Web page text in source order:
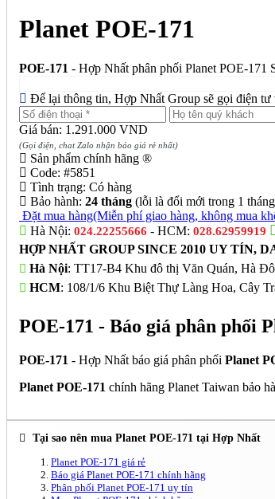
Planet POE-171
POE-171 - Hợp Nhất phân phối Planet POE-171
Để lại thông tin, Hợp Nhất Group sẽ gọi điện tư
Giá bán: 1.291.000 VND
(Gọi điện, chat Zalo nhận báo giá rẻ nhất)
Sản phẩm chính hãng ®
Code: #5851
Tình trạng: Có hàng
Bảo hành: 24 tháng (lỗi là đổi mới trong 1
Đặt mua hàng(Miễn phí giao hàng, không mua
Hà Nội: 024.22255666 - HCM: 028.62959919
HỢP NHẤT GROUP SINCE 2010 UY TÍN,
Hà Nội: TT17-B4 Khu đô thị Văn Quán, Hà
HCM: 108/1/6 Khu Biệt Thự Làng Hoa, Cây
POE-171 - Báo giá phân phối
POE-171 - Hợp Nhất báo giá phân phối Planet
Planet POE-171 chính hãng Planet Taiwan bảo
Tại sao nên mua Planet POE-171 tại Hợp Nhất
Planet POE-171 giá rẻ
Báo giá Planet POE-171 chính hãng
Phân phối Planet POE-171 uy tín